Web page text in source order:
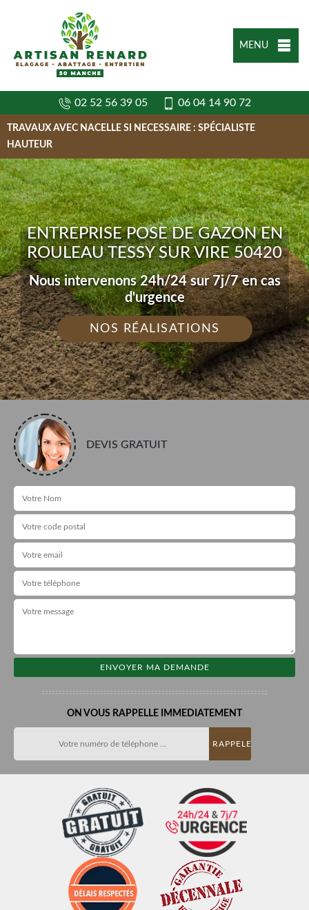
MENU
02 52 56 39 05 06 04 14 90 72
TRAVAUX AVEC NACELLE SI NECESSAIRE : SPÉCIALISTE
HAUTEUR
ENTREPRISE POSE DE GAZON EN
ROULEAU TESSY SUR VIRE 50420
Nous intervenons 24h/24 sur 7j/7 en cas
d'urgence
NOS RÉALISATIONS
DEVIS GRATUIT
ON VOUS RAPPELLE IMMEDIATEMENT